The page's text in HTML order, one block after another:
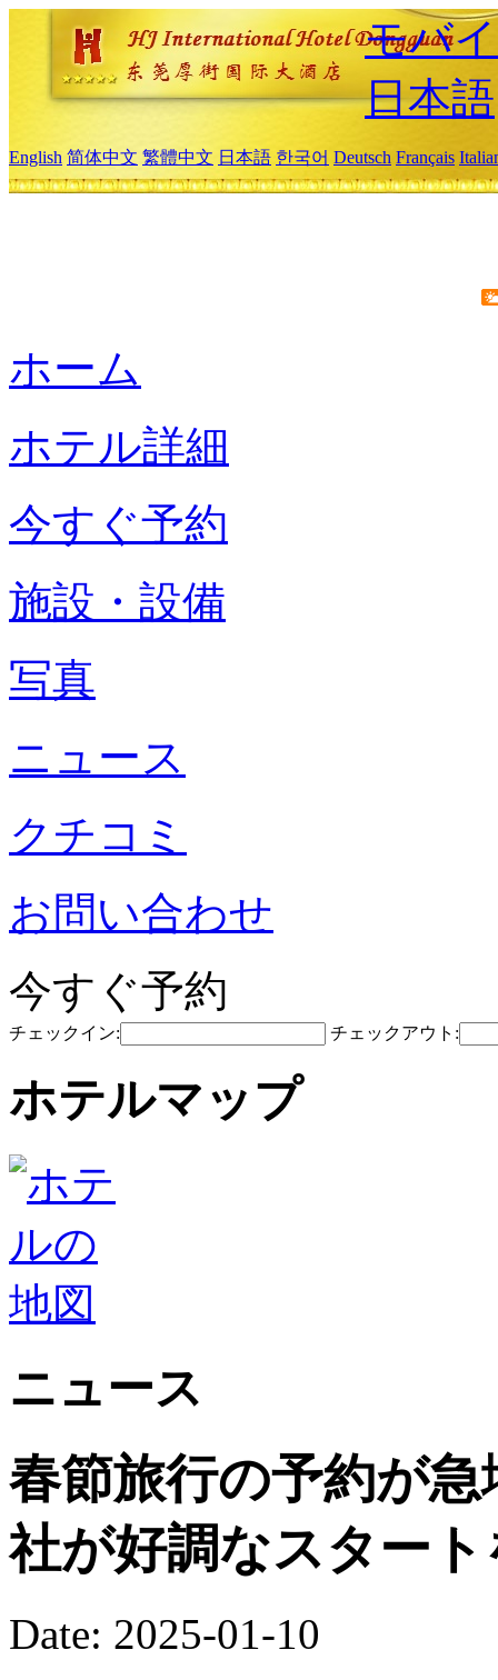
モバ
日本語
English 简体中文 繁體中文 日本語 한국어 Deutsch Français
ホーム
ホテル詳細
今すぐ予約
施設・設備
写真
ニュース
クチコミ
お問い合わせ
今すぐ予約
チェックイン: チェックアウト:
ホテルマップ
ニュース
春節旅行の予約が
社が好調なスター
Date: 2025-01-10